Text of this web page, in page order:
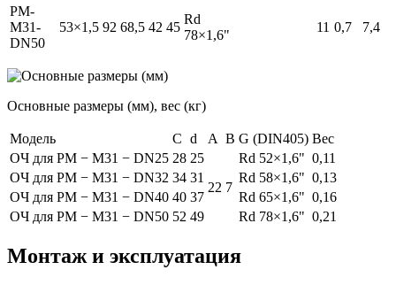
РМ-
M31-
DN50
53×1,5 92 68,5 42 45
Rd
78×1,6"
11 0,7 7,4
Основные размеры (мм), вес (кг)
Модель C d A B G (DIN405) Вес
ОЧ для РМ − М31 − DN25 28 25
22 7
Rd 52×1,6" 0,11
ОЧ для РМ − М31 − DN32 34 31 Rd 58×1,6" 0,13
ОЧ для РМ − М31 − DN40 40 37 Rd 65×1,6" 0,16
ОЧ для РМ − М31 − DN50 52 49 Rd 78×1,6" 0,21
Монтаж и эксплуатация